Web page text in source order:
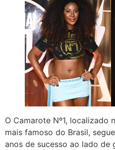
O Camarote Nº1,
mais famoso do Brasil,
anos de sucesso ao lado de